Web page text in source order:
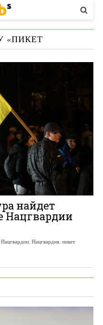
«ПИКЕТ
найдет
Нацгвардии
, Нацгвардия, пикет